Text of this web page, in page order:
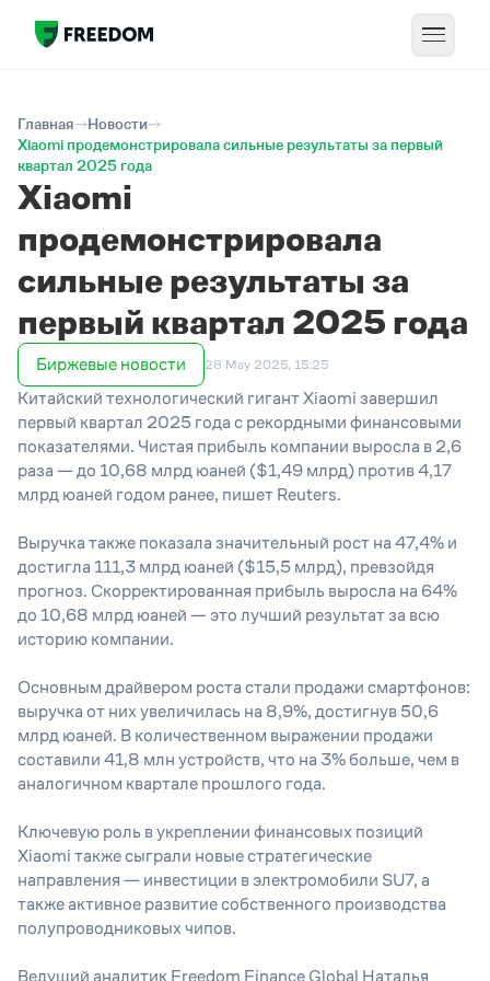
Главная
Новости
Xiaomi продемонстрировала сильные результаты за первый
квартал 2025 года
Xiaomi
продемонстрировала
сильные результаты за
первый квартал 2025 года
Биржевые новости 28 May 2025, 15:25
Китайский технологический гигант Xiaomi завершил
первый квартал 2025 года с рекордными финансовыми
показателями. Чистая прибыль компании выросла в 2,6
раза — до 10,68 млрд юаней ($1,49 млрд) против 4,17
млрд юаней годом ранее, пишет Reuters.
Выручка также показала значительный рост на 47,4% и
достигла 111,3 млрд юаней ($15,5 млрд), превзойдя
прогноз. Скорректированная прибыль выросла на 64%
до 10,68 млрд юаней — это лучший результат за всю
историю компании.
Основным драйвером роста стали продажи смартфонов:
выручка от них увеличилась на 8,9%, достигнув 50,6
млрд юаней. В количественном выражении продажи
составили 41,8 млн устройств, что на 3% больше, чем в
аналогичном квартале прошлого года.
Ключевую роль в укреплении финансовых позиций
Xiaomi также сыграли новые стратегические
направления — инвестиции в электромобили SU7, а
также активное развитие собственного производства
полупроводниковых чипов.
Ведущий аналитик Freedom Finance Global Наталья